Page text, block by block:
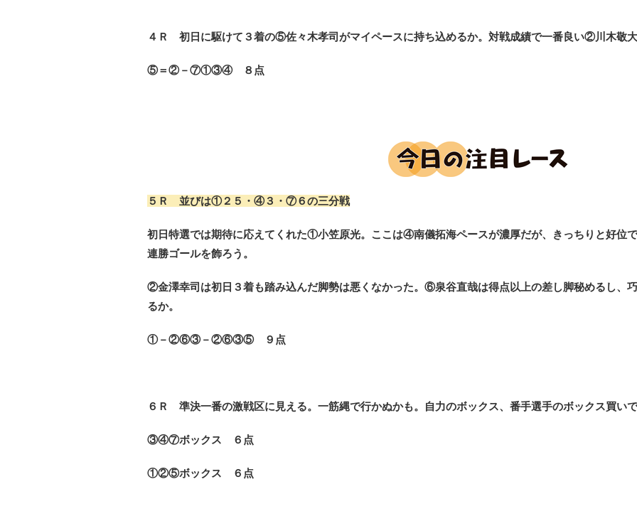
４Ｒ 初日に駆けて３着の⑤佐々木孝司がマイペースに持ち込めるか。対戦成績で一番良い②川木敬大
⑤＝②－⑦①③④ ８点
５Ｒ 並びは①２５・④３・⑦６の三分戦
初日特選では期待に応えてくれた①小笠原光。ここは④南儀拓海ペースが濃厚だが、きっちりと好位
連勝ゴールを飾ろう。
②金澤幸司は初日３着も踏み込んだ脚勢は悪くなかった。⑥泉谷直哉は得点以上の差し脚秘めるし、
るか。
①－②⑥③－②⑥③⑤ ９点
６Ｒ 準決一番の激戦区に見える。一筋縄で行かぬかも。自力のボックス、番手選手のボックス買いで
③④⑦ボックス ６点
①②⑤ボックス ６点